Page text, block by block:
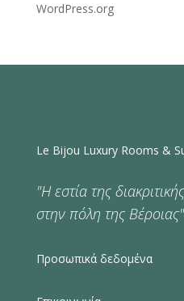
WordPress.org
Le Bijou Luxury Rooms &
"Η εστία της
στην πόλη της Βέροιας"
Προσωπικά δεδομένα